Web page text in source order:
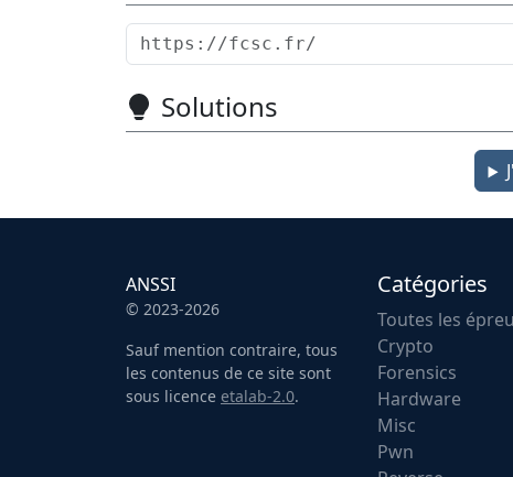
Solutions
ANSSI
© 2023-2026
Sauf mention contraire, tous
les contenus de ce site sont
sous licence etalab-2.0.
Catégories
Toutes les
Crypto
Forensics
Hardware
Misc
Pwn